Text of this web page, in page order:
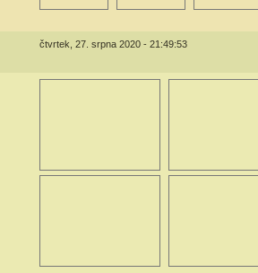
čtvrtek, 27. srpna 2020 - 21:49:53